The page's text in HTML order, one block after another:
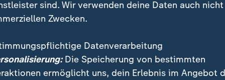
ist der Oberbefehlshaber der alliierten
ein US-General. Dessen Verantwortungsgebiet
den Nordpol.
der Nato, wenn Trump Grönland übernimmt?
sind. Wir verwenden deine Daten auch nicht
Zwecken.
Datenverarbeitung
Die Speicherung von bestimmten
ermöglicht uns, dein Erlebnis im Angebot